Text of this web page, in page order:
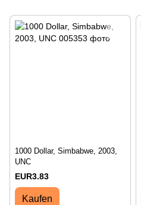
1000 Dollar, Simbabwe, 2003,
UNC
EUR3.83
Kaufen